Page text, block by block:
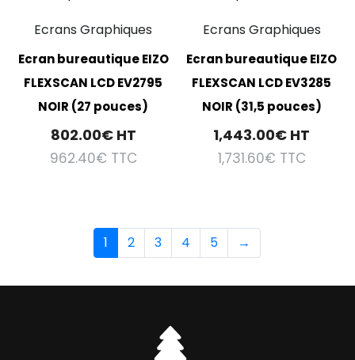
Ecrans Graphiques
Ecran bureautique EIZO
FLEXSCAN LCD EV2795
NOIR (27 pouces)
802.00€HT
962.40€ TTC
Ecrans Graphiques
Ecran bureautique EIZO
FLEXSCAN LCD EV3285
NOIR (31,5 pouces)
1,443.00€ HT
1,731.60€ TTC
1 2 3 4 5 →